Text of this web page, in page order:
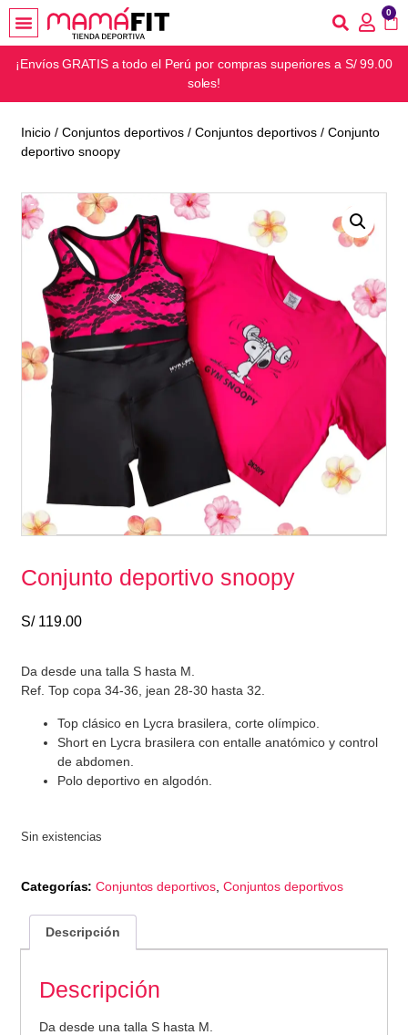
0
¡Envíos GRATIS a todo el Perú por compras superiores a S/ 99.00
soles!
Inicio /Conjuntos deportivos /Conjuntos deportivos / Conjunto
deportivo snoopy
Conjunto deportivo snoopy
S/119.00
Da desde una talla S hasta M.
Ref. Top copa 34-36, jean 28-30 hasta 32.
Top clásico en Lycra brasilera, corte olímpico.
Short en Lycra brasilera con entalle anatómico y control
de abdomen.
Polo deportivo en algodón.
Sin existencias
Categorías:Conjuntos deportivos,Conjuntos deportivos
Descripción
Descripción
Da desde una talla S hasta M.